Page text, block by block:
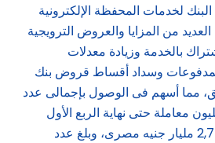
لخدمات المحفظة الإلكترونية
من المزايا والعروض الترويجية
بالخدمة وزيادة معدلات
وسداد أقساط قروض بنك
مما أسهم فى الوصول بإجمالى عدد
إلى نحو 1,3 مليون معاملة حتى نهاية الربع الأول
2024 بإجمالى تعاملات 2,7 مليار جنيه مصرى، وبلغ عدد